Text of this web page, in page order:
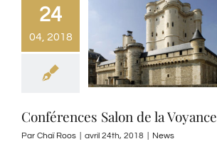
24
04, 2018
Conférences Salon de la Voyance
Par Chaï Roos avril 24th, 2018 News